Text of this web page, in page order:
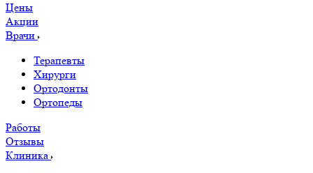
Цены
Акции
Врачи
Терапевты
Хирурги
Ортодонты
Ортопеды
Работы
Отзывы
Клиника